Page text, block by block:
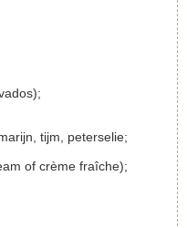
tijm, peterselie;
of crème fraîche);